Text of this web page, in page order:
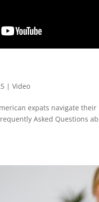
|Video
expats navigate
Asked Questions